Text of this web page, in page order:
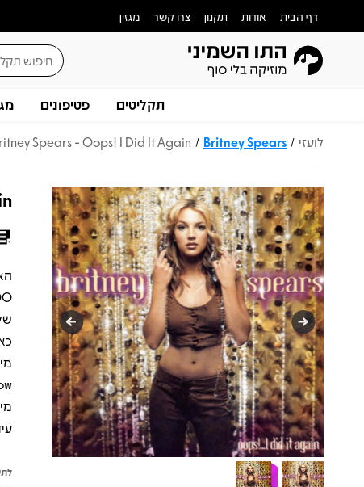
דף הבית אודות תקנון צרו קשר מגזין
תקליטים פטיפונים
לועזי /
Britney Spears
/
Spears - Oops! I Did It Again